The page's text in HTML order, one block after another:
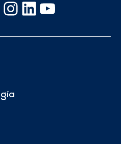
Instagram
Linkedin
Youtube